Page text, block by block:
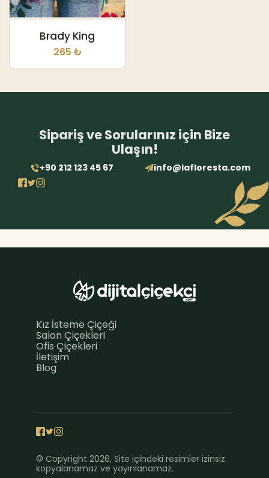
Brady King
265 ₺
Sipariş ve Sorularınız için Bize
Ulaşın!
+90 212 123 45 67 info@lafloresta.com
Kız İsteme Çiçeği
Salon Çiçekleri
Ofis Çiçekleri
İletişim
Blog
© Copyright 2026, Site içindeki resimler izinsiz
kopyalanamaz ve yayınlanamaz.